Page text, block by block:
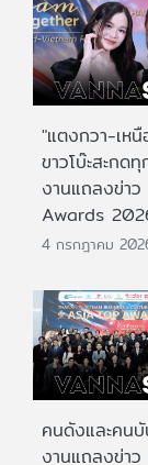
"แตงกวา-เหนื
ขาวโบ๊ะสะกด
งานแถลงข่า
Awards
4 กรกฎาคม
คนดังและคน
งานแถลงข่า